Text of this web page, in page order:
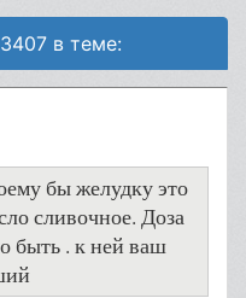
в теме:
бы желудку это
сливочное. Доза
быть . к ней ваш